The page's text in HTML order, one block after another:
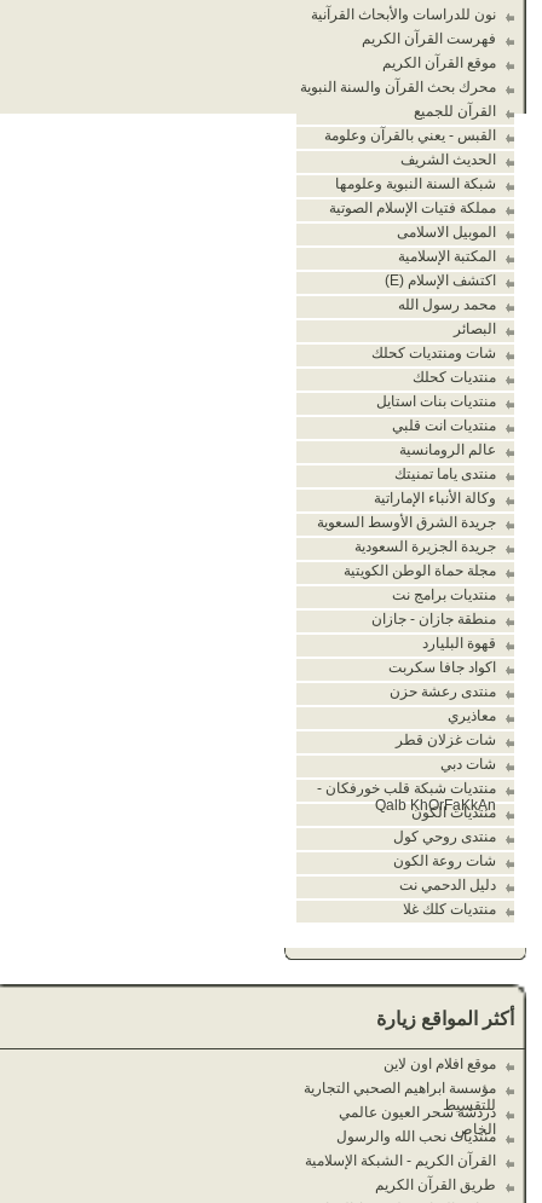
نون للدراسات والأبحاث القرآنية
فهرست القرآن الكريم
موقع القرآن الكريم
محرك بحث القرآن والسنة النبوية
القرآن للجميع
القبس - يعني بالقرآن وعلومة
الحديث الشريف
شبكة السنة النبوية وعلومها
مملكة فتيات الإسلام الصوتية
الموبيل الاسلامى
المكتبة الإسلامية
اكتشف الإسلام (E)
محمد رسول الله
البصائر
شات ومنتديات كحلك
منتديات كحلك
منتديات بنات استايل
منتديات انت قلبي
عالم الرومانسية
منتدى ياما تمنيتك
وكالة الأنباء الإماراتية
جريدة الشرق الأوسط السعوية
جريدة الجزيرة السعودية
مجلة حماة الوطن الكويتية
منتديات برامج نت
منطقة جازان - جازان
قهوة البليارد
اكواد جافا سكربت
منتدى رعشة حزن
معاذيري
شات غزلان قطر
شات دبي
منتديات شبكة قلب خورفكان -
Qalb KhOrFaKkAn
منتديات الكون
منتدى روحي كول
شات روعة الكون
دليل الدحمي نت
منتديات كلك غلا
أكثر المواقع زيارة
موقع افلام اون لاين
مؤسسة ابراهيم الصحبي التجارية
للتقسيط
دردشة سحر العيون عالمي
الخاص
منتديات نحب الله والرسول
القرآن الكريم - الشبكة الإسلامية
طريق القرآن الكريم